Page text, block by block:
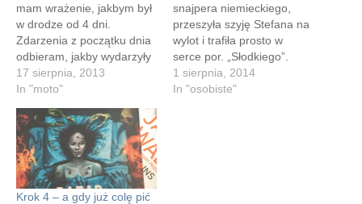
mam wrażenie, jakbym był
w drodze od 4 dni.
Zdarzenia z początku dnia
odbieram, jakby wydarzyły
się przedwczoraj. I dopiero
konstatacja, że przecież
dopiero dzisiaj jedziemy
wszyscy razem daje
wyznacznik. To musiało się
wydarzyć dzisiaj. Poranek
w miejscu z trzema salami
do bani i jeziorkiem…
17 sierpnia, 2013
In "moto"
snajpera niemieckiego,
przeszyła szyję Stefana na
wylot i trafiła prosto w
serce por. „Słodkiego”.
Stefanowi, nad którym
widocznie czuwała
1 sierpnia, 2014
In "osobiste"
Krok 4 – a gdy już colę pić